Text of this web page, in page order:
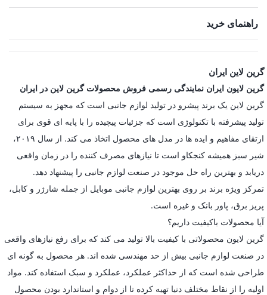
راهنمای خرید
گرین لاین ایران
گرین لایون ایران نمایندگی رسمی فروش محصولات گرین لاین در ایران
گرین لاین یک برند پیشرو در تولید لوازم جانبی است که مجهز به سیستم
تولید پیشرفته با تکنولوژی است که جزئیات پیچیده را با پایه ای قوی برای
ارتقای مفاهیم و ایده ها در مدل های محصول اتخاذ می کند. از سال ۲۰۱۹،
شیر سبز همیشه کنجکاو است تا نیازهای مصرف کننده را در زمان واقعی
دریابد و بهترین راه حل موجود در صنعت لوازم جانبی را پیشنهاد دهد.
تمرکز ویژه برند بر روی بهترین لوازم جانبی موبایل از جمله شارژر و کابل،
پریز برق، پاور بانک و غیره است.
آیا محصولات باکیفیت داریم؟
گرین لایون محصولاتی با کیفیت بالا تولید می کند که برای رفع نیازهای واقعی
در صنعت لوازم جانبی بیش از حد مهندسی شده اند. هر محصول به گونه ای
طراحی شده است که از حداکثر عملکرد، عملکرد و سبک استفاده کند. مواد
اولیه را از نقاط مختلف دنیا تهیه کرده تا از دوام و استاندارد بودن محصول